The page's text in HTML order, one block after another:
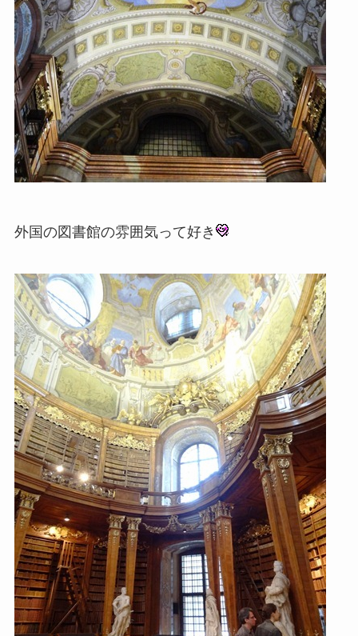
外国の図書館の雰囲気って好き